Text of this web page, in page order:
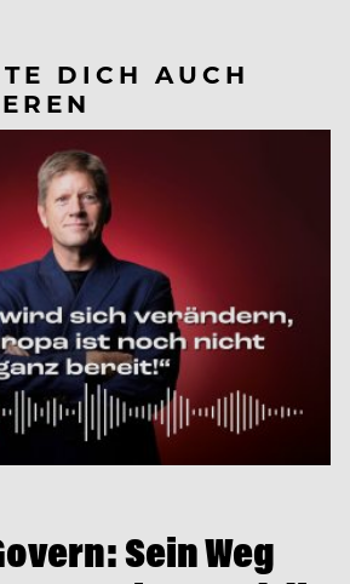
DICH AUCH
Sein Weg